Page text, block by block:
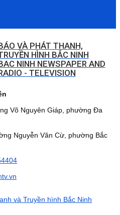
VÀ PHÁT THANH,
HÌNH BẮC NINH
NINH NEWSPAPER AND
- TELEVISION
Võ Nguyên Giáp, phường Đa
Văn Cừ, phường Bắc
và Truyền hình Bắc Ninh